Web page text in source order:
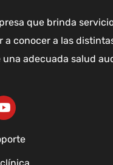
que brinda
a conocer a las
adecuada salud